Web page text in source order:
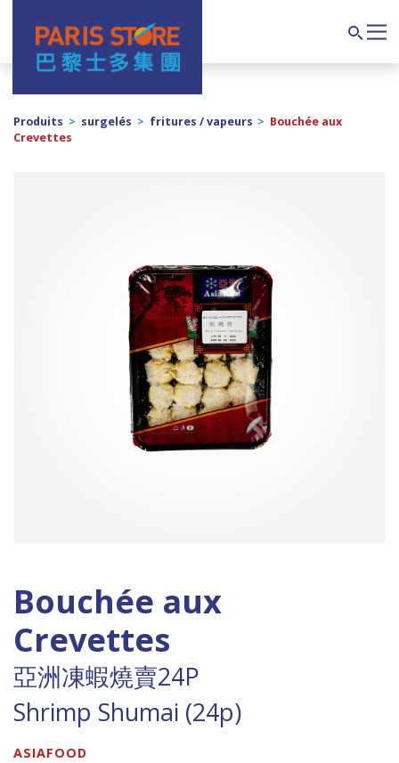
Navigation principale
Produits > surgelés > fritures / vapeurs > Bouchée aux
Crevettes
Bouchée aux
Crevettes
亞洲凍蝦燒賣24P
Shrimp Shumai (24p)
ASIAFOOD